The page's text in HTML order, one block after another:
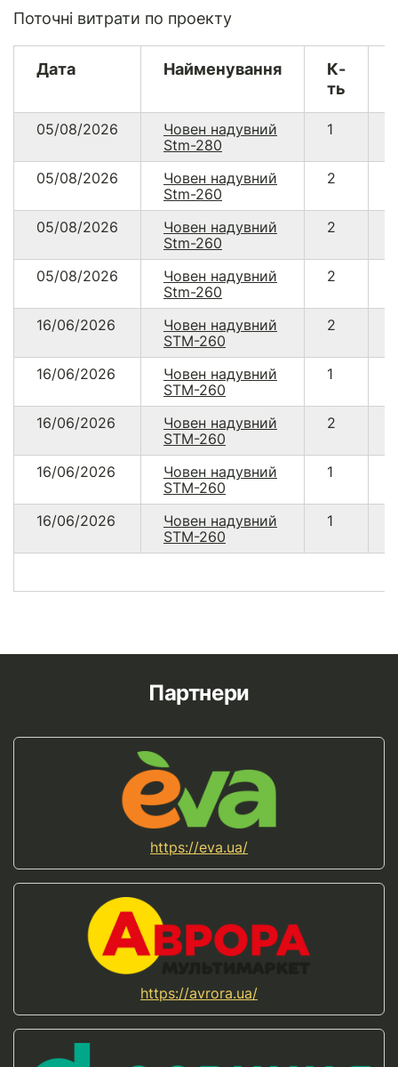
Поточні витрати по проекту
Дата Найменування
К-
ть
05/08/2026
Човен надувний
Stm-280
1
05/08/2026
Човен надувний
Stm-260
2
05/08/2026
Човен надувний
Stm-260
2
05/08/2026
Човен надувний
Stm-260
2
16/06/2026
Човен надувний
STM-260
2
16/06/2026
Човен надувний
STM-260
1
16/06/2026
Човен надувний
STM-260
2
16/06/2026
Човен надувний
STM-260
1
16/06/2026
Човен надувний
STM-260
1
Партнери
https://eva.ua/
https://avrora.ua/